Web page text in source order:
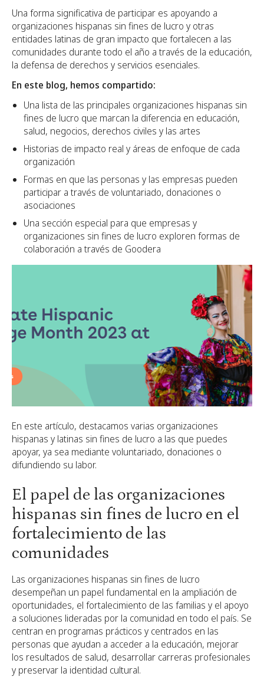
Una forma significativa de participar es apoyando a
organizaciones hispanas sin fines de lucro y otras
entidades latinas de gran impacto que fortalecen a las
comunidades durante todo el año a través de la educación,
la defensa de derechos y servicios esenciales.
En este blog, hemos compartido:
Una lista de las principales organizaciones hispanas sin
fines de lucro que marcan la diferencia en educación,
salud, negocios, derechos civiles y las artes
Historias de impacto real y áreas de enfoque de cada
organización
Formas en que las personas y las empresas pueden
participar a través de voluntariado, donaciones o
asociaciones
Una sección especial para que empresas y
organizaciones sin fines de lucro exploren formas de
colaboración a través de Goodera
En este artículo, destacamos varias organizaciones
hispanas y latinas sin fines de lucro a las que puedes
apoyar, ya sea mediante voluntariado, donaciones o
difundiendo su labor.
El papel de las organizaciones
hispanas sin fines de lucro en el
fortalecimiento de las
comunidades
Las organizaciones hispanas sin fines de lucro
desempeñan un papel fundamental en la ampliación de
oportunidades, el fortalecimiento de las familias y el apoyo
a soluciones lideradas por la comunidad en todo el país. Se
centran en programas prácticos y centrados en las
personas que ayudan a acceder a la educación, mejorar
los resultados de salud, desarrollar carreras profesionales
y preservar la identidad cultural.